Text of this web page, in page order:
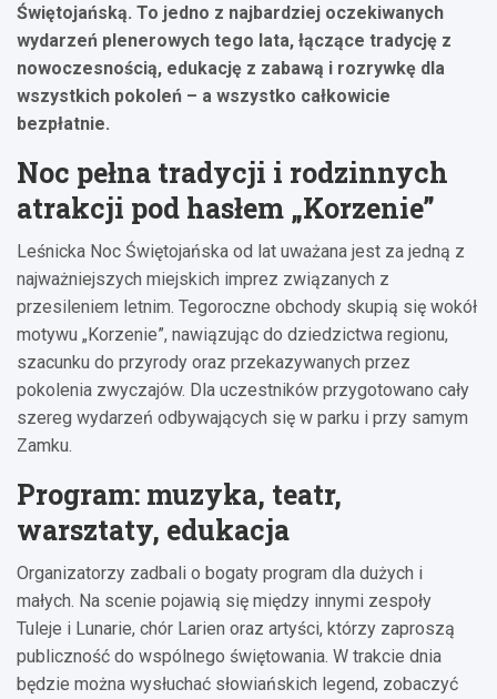
Świętojańską. To jedno z najbardziej oczekiwanych
wydarzeń plenerowych tego lata, łączące tradycję z
nowoczesnością, edukację z zabawą i rozrywkę dla
wszystkich pokoleń – a wszystko całkowicie
bezpłatnie.
Noc pełna tradycji i rodzinnych
atrakcji pod hasłem „Korzenie”
Leśnicka Noc Świętojańska od lat uważana jest za jedną z
najważniejszych miejskich imprez związanych z
przesileniem letnim. Tegoroczne obchody skupią się wokół
motywu „Korzenie”, nawiązując do dziedzictwa regionu,
szacunku do przyrody oraz przekazywanych przez
pokolenia zwyczajów. Dla uczestników przygotowano cały
szereg wydarzeń odbywających się w parku i przy samym
Zamku.
Program: muzyka, teatr,
warsztaty, edukacja
Organizatorzy zadbali o bogaty program dla dużych i
małych. Na scenie pojawią się między innymi zespoły
Tuleje i Lunarie, chór Larien oraz artyści, którzy zaproszą
publiczność do wspólnego świętowania. W trakcie dnia
będzie można wysłuchać słowiańskich legend, zobaczyć